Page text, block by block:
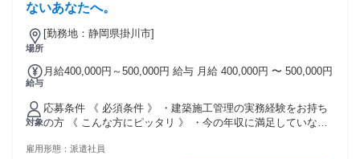
ないあなたへ。
場所
[勤務地：静岡県掛川市]
給与
月給400,000円～500,000円 給与 月給 400,000円 〜 500,000円
対象
応募条件 《 必須条件 》 ・建築施工管理の実務経験をお持ち
の方 《 こんな方にピッタリ 》 ・今の年収に満足していない
を据えたい方 ・ライフスタイルを大切にしたい方 ・大手企業
雇用形態： 派遣社員